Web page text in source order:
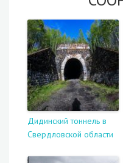
Дидинский тоннель в
Свердловской области